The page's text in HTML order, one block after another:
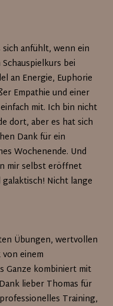
anfühlt, wenn ein
bei
an Energie, Euphorie
Empathie und einer
mit. Ich bin nicht
dort, aber es hat sich
Dank für ein
Wochenende. Und
mir selbst eröffnet
Nicht lange
Übungen, wertvollen
einem
Ganze kombiniert mit
lieber Thomas für
Training,